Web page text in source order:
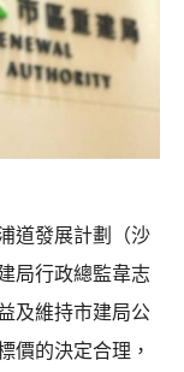
道發展計劃（沙
局行政總監韋志
及維持市建局公
價的決定合理，